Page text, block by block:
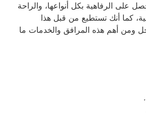
على الرفاهية بكل أنواعها، والراحة
كما أنك تستطيع من قبل هذا
ومن أهم هذه المرافق والخدمات ما